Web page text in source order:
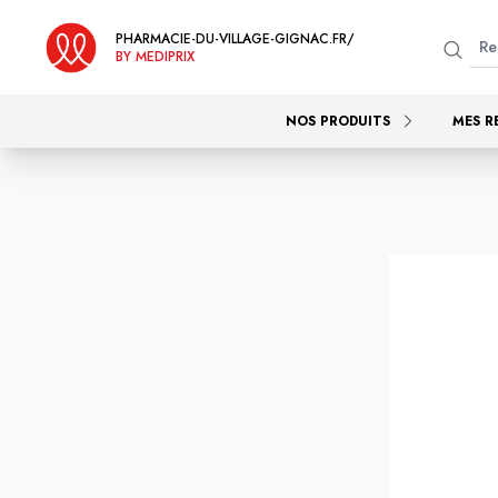
PHARMACIE-DU-VILLAGE-GIGNAC.FR/
BY MEDIPRIX
NOS PRODUITS MES